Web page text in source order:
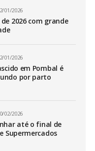
01/2026
2026 com grande
01/2026
em Pombal é
por parto
02/2026
até o final de
Supermercados